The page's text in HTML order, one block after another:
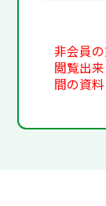
非会員
閲覧出
間の資料